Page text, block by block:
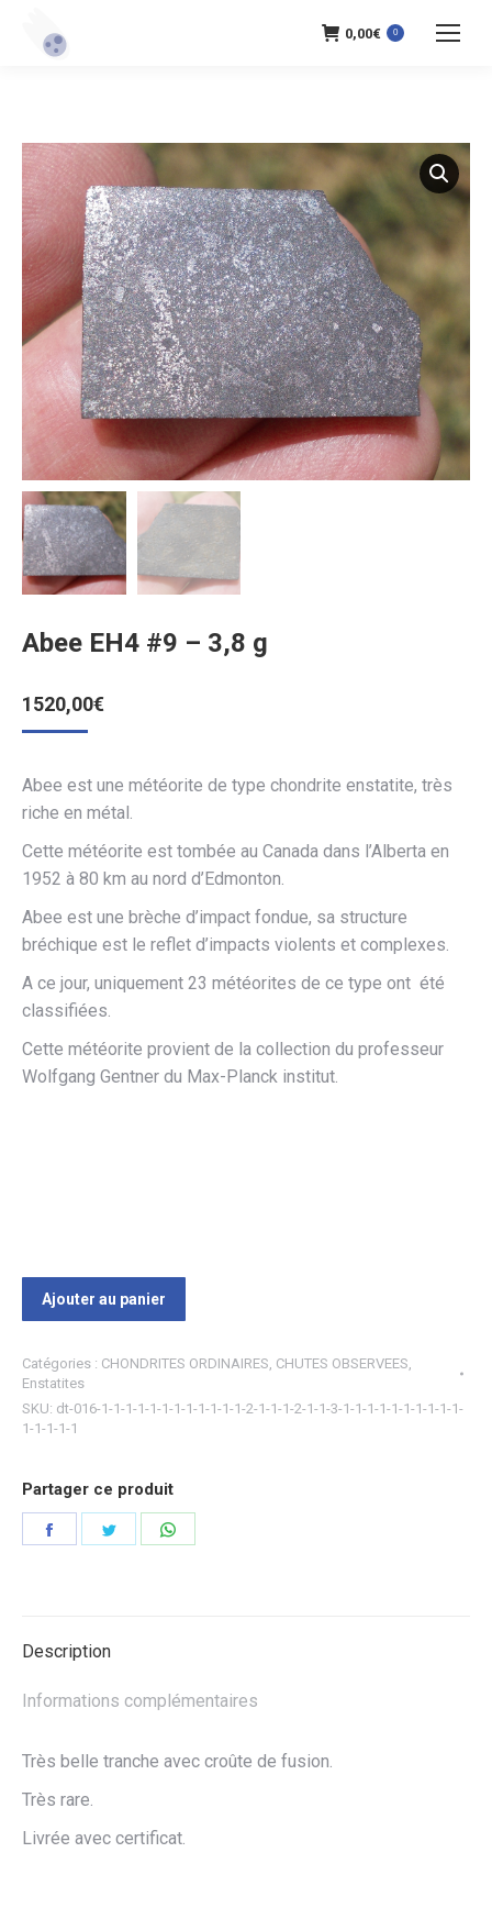
0,00€ 0
Abee EH4 #9 – 3,8 g
1520,00€
Abee est une météorite de type chondrite enstatite, très
riche en métal.
Cette météorite est tombée au Canada dans l’Alberta en
1952 à 80 km au nord d’Edmonton.
Abee est une brèche d’impact fondue, sa structure
bréchique est le reflet d’impacts violents et complexes.
A ce jour, uniquement 23 météorites de ce type ont été
classifiées.
Cette météorite provient de la collection du professeur
Wolfgang Gentner du Max-Planck institut.
Ajouter au panier
Catégories : CHONDRITES ORDINAIRES, CHUTES OBSERVEES,
Enstatites
SKU: dt-016-1-1-1-1-1-1-1-1-1-1-1-1-2-1-1-1-2-1-1-3-1-1-1-1-1-1-1-1-1-1-
1-1-1-1-1
Partager ce produit
Partager Partager
Description
Informations complémentaires
Très belle tranche avec croûte de fusion.
Très rare.
Livrée avec certificat.